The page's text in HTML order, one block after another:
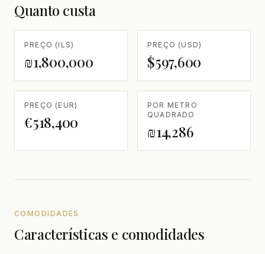
Quanto custa
PREÇO (ILS)
₪1,800,000
PREÇO (USD)
$597,600
PREÇO (EUR)
€518,400
POR METRO
QUADRADO
₪14,286
COMODIDADES
Características e comodidades